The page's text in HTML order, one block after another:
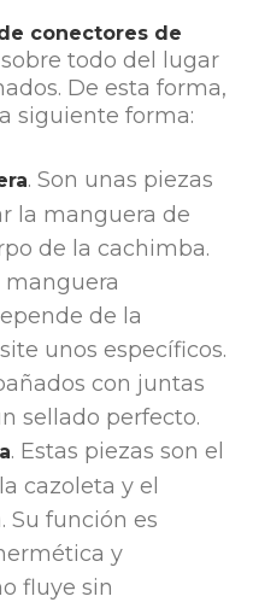
conectores de
todo del lugar
De esta forma,
siguiente forma:
. Son unas piezas
la manguera de
de la cachimba.
manguera
de la
unos específicos.
con juntas
sellado perfecto.
. Estas piezas son el
cazoleta y el
Su función es
y
fluye sin